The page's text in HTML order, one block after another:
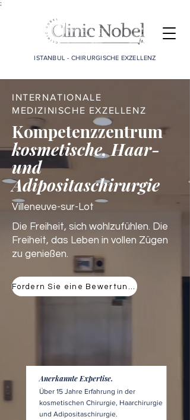
;
ISTANBUL - CHIRURGISCHE EXZELLENZ
INTERNATIONALE
MEDIZINISCHE EXZELLENZ
Kompetenzzentrum
kosmetische, Haar-
und
Adipositaschirurgie
Villeneuve-sur-Lot
Die Freiheit, sich wohlzufühlen. Die
Freiheit, das Leben in vollen Zügen
zu genießen.
Anerkannte Expertise.
Über 15 Jahre Erfahrung in der
kosmetischen Chirurgie, Haarchirurgie
und Adipositaschirurgie.